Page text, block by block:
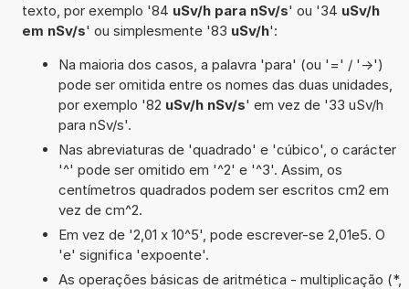
texto, por exemplo '84 uSv/h para nSv/s' ou '34 uSv/h
em nSv/s' ou simplesmente '83 uSv/h':
Na maioria dos casos, a palavra 'para' (ou '=' / '->')
pode ser omitida entre os nomes das duas unidades,
por exemplo '82 uSv/h nSv/s' em vez de '33 uSv/h
para nSv/s'.
Nas abreviaturas de 'quadrado' e 'cúbico', o carácter
'^' pode ser omitido em '^2' e '^3'. Assim, os
centímetros quadrados podem ser escritos cm2 em
vez de cm^2.
Em vez de '2,01 x 10^5', pode escrever-se 2,01e5. O
'e' significa 'expoente'.
As operações básicas de aritmética - multiplicação (*,